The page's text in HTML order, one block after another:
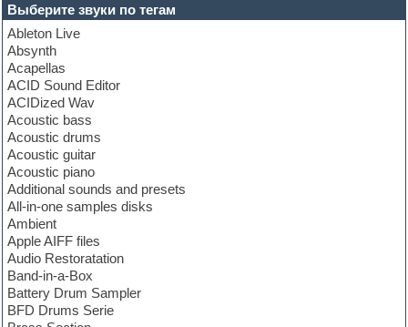
Выберите звуки по тегам
Ableton Live
Absynth
Acapellas
ACID Sound Editor
ACIDized Wav
Acoustic bass
Acoustic drums
Acoustic guitar
Acoustic piano
Additional sounds and presets
All-in-one samples disks
Ambient
Apple AIFF files
Audio Restoratation
Band-in-a-Box
Battery Drum Sampler
BFD Drums Serie